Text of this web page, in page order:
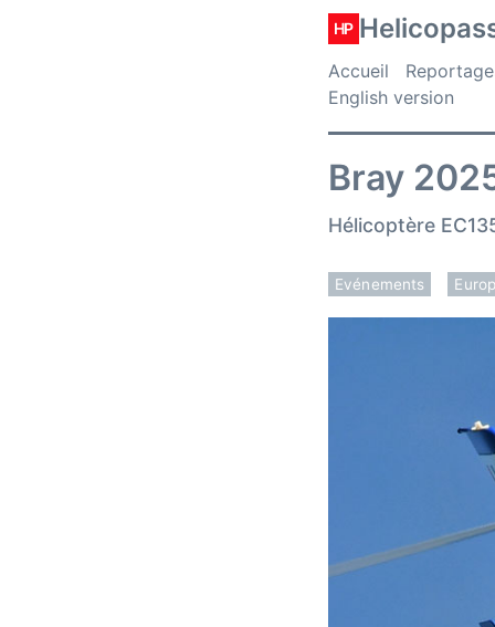
HP
Accueil
English version
Bray
Hélicoptère
Evénements